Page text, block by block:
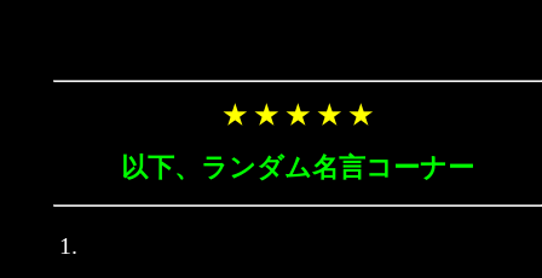
★ ★ ★ ★ ★
以下、ランダム名言コーナー
1.